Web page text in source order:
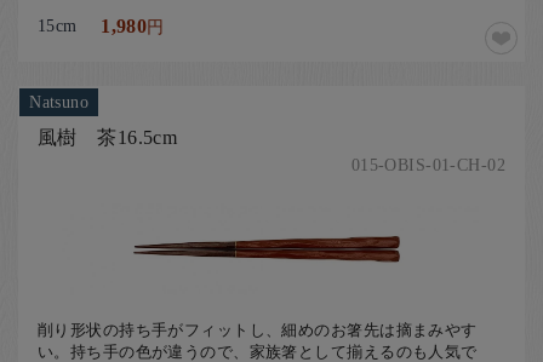
15cm 1,980円
Natsuno
風樹 茶16.5cm
015-OBIS-01-CH-02
削り形状の持ち手がフィットし、細めのお箸先は摘まみやす
い。持ち手の色が違うので、家族箸として揃えるのも人気で